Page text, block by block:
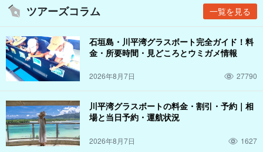
ツアーズコラム 一覧を見る
石垣島・川平湾グラスボート完全ガイド！料
金・所要時間・見どころとウミガメ情報
2026年8月7日 27790
川平湾グラスボートの料金・割引・予約｜相
場と当日予約・運航状況
2026年8月7日 1627